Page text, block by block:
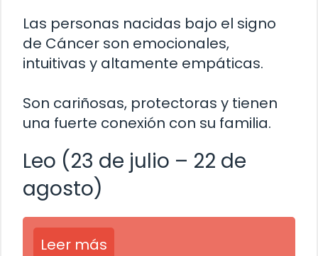
Las personas nacidas bajo el signo
de Cáncer son emocionales,
intuitivas y altamente empáticas.
Son cariñosas, protectoras y tienen
una fuerte conexión con su familia.
Leo (23 de julio – 22 de
agosto)
Leer más